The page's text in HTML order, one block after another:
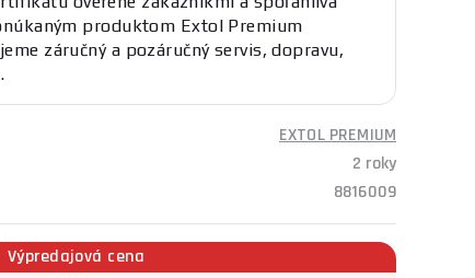
produktom Extol Premium
záručný a pozáručný servis, dopravu,
EXTOL PREMIUM
2 roky
8816009
Výpredajová cena